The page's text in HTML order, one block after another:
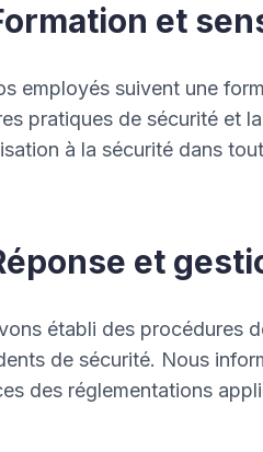
et
employés suivent une
pratiques de sécurité et
à la sécurité dans
et
établi des procédures
de sécurité. Nous
des réglementations